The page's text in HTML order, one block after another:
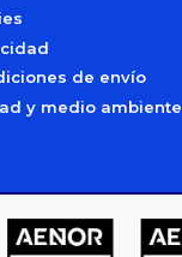
de envío
y medio ambiente